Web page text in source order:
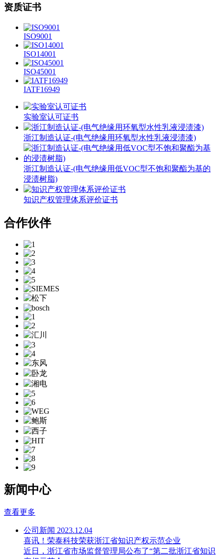
资质证书
ISO9001
ISO14001
ISO45001
IATF16949
实验室认可证书
浙江制造认证-(电气绝缘用环氧型水性乳液浸渍漆)
浙江制造认证-(电气绝缘用低VOC型不饱和聚酯为基的
浸渍树脂)
知识产权管理体系评价证书
合作伙伴
新闻中心
查看更多
公司新闻 2023.12.04
喜讯！荣泰科技荣获浙江省知识产权示范企业
近日，浙江省市场监督管理局公布了“第二批浙江省知识